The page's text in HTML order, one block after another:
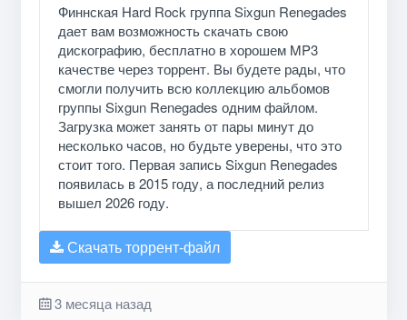
Финнская Hard Rock группа Sixgun Renegades
дает вам возможность скачать свою
дискографию, бесплатно в хорошем MP3
качестве через торрент. Вы будете рады, что
смогли получить всю коллекцию альбомов
группы Sixgun Renegades одним файлом.
Загрузка может занять от пары минут до
несколько часов, но будьте уверены, что это
стоит того. Первая запись Sixgun Renegades
появилась в 2015 году, а последний релиз
вышел 2026 году.
Скачать торрент-файл
3 месяца назад